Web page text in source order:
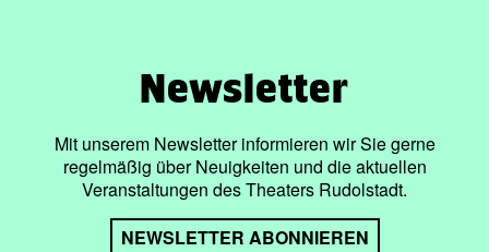
Newsletter
Mit unserem Newsletter informieren wir Sie gerne
regelmäßig über Neuigkeiten und die aktuellen
Veranstaltungen des Theaters Rudolstadt.
NEWSLETTER ABONNIEREN